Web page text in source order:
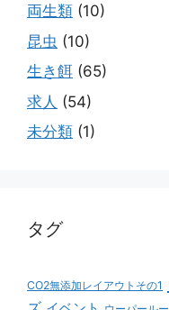
両生類 (10)
昆虫 (10)
生き餌 (65)
求人 (54)
未分類 (1)
タグ
CO2無添加レイアウトその1